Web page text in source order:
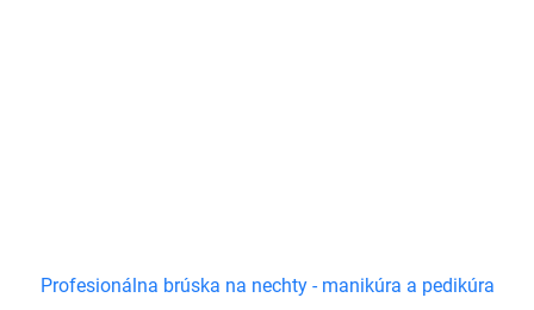
Profesionálna brúska na nechty - manikúra a pedikúra